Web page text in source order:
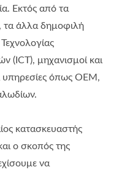
Εκτός από τα
άλλα δημοφιλή
(ICT), μηχανισμοί και
υπηρεσίες όπως OEM,
κατασκευαστής
ο σκοπός της
να